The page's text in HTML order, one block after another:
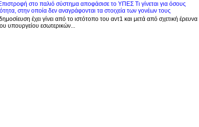
στο παλιό σύστημα αποφάσισε το ΥΠΕΣ Τι γίνεται για όσους
στην οποία δεν αναγράφονται τα στοιχεία των γονέων τους
έχει γίνει από το ιστότοπο του αντ1 και μετά από σχετική έρευνα
υπουργείου εσωτερικών...